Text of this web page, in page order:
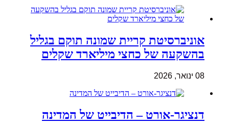
אוניברסיטת קריית שמונה תוקם בגליל
בהשקעה של כחצי מיליארד שקלים
08 ינואר, 2026
דנציגר-אורט – הדיבייט של המדינה